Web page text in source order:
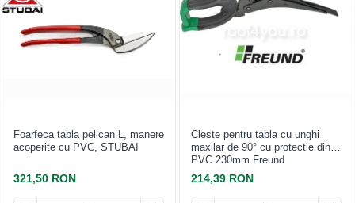
Fierastraie
Topoare
BUSCHMANN
WUKO
Foarfeca tabla pelican L, manere
acoperite cu PVC, STUBAI
321,50 RON
Cleste pentru tabla cu unghi
maxilar de 90° cu protectie din
PVC 230mm Freund
214,39 RON